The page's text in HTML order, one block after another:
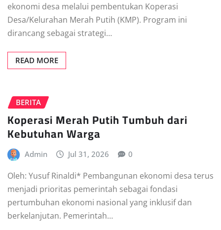
ekonomi desa melalui pembentukan Koperasi
Desa/Kelurahan Merah Putih (KMP). Program ini
dirancang sebagai strategi…
READ MORE
BERITA
Koperasi Merah Putih Tumbuh dari
Kebutuhan Warga
Admin Jul 31, 2026 0
Oleh: Yusuf Rinaldi* Pembangunan ekonomi desa terus
menjadi prioritas pemerintah sebagai fondasi
pertumbuhan ekonomi nasional yang inklusif dan
berkelanjutan. Pemerintah…